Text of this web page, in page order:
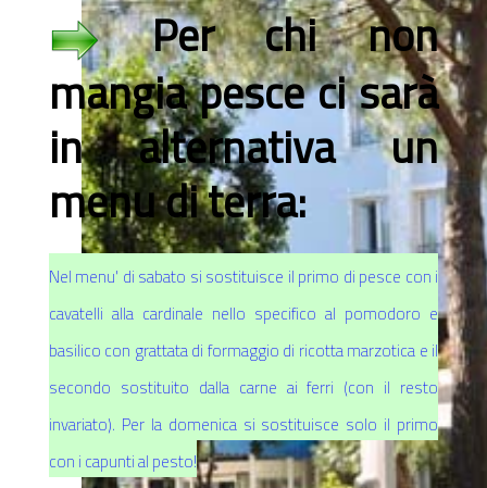
Per chi non
mangia pesce ci sarà
in alternativa un
menu di terra:
Nel menu' di sabato si sostituisce il primo di pesce con i
cavatelli alla cardinale nello specifico al pomodoro e
basilico con grattata di formaggio di ricotta marzotica e il
secondo sostituito dalla carne ai ferri (con il resto
invariato). Per la domenica si sostituisce solo il primo
con i capunti al pesto!